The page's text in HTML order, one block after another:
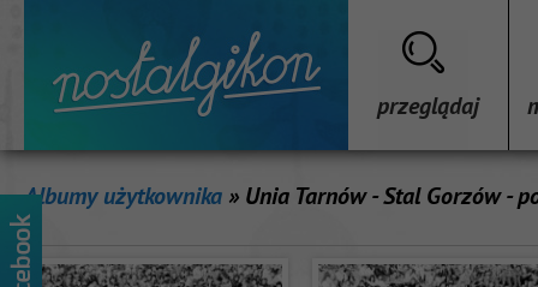
przeglądaj
Albumy użytkownika » Unia Tarnów - Stal Gorzów -